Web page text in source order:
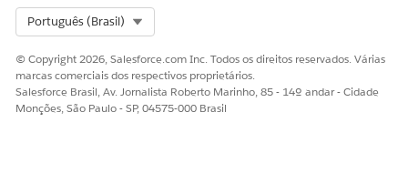
Português (Brasil)
© Copyright 2026, Salesforce.com Inc. Todos os direitos reservados. Várias
marcas comerciais dos respectivos proprietários.
Salesforce Brasil, Av. Jornalista Roberto Marinho, 85 - 14º andar - Cidade
Monções, São Paulo - SP, 04575-000 Brasil